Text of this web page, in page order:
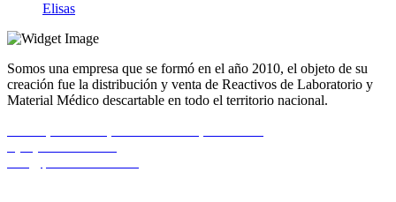
Elisas
Somos una empresa que se formó en el año 2010, el objeto de su
creación fue la distribución y venta de Reactivos de Laboratorio y
Material Médico descartable en todo el territorio nacional.